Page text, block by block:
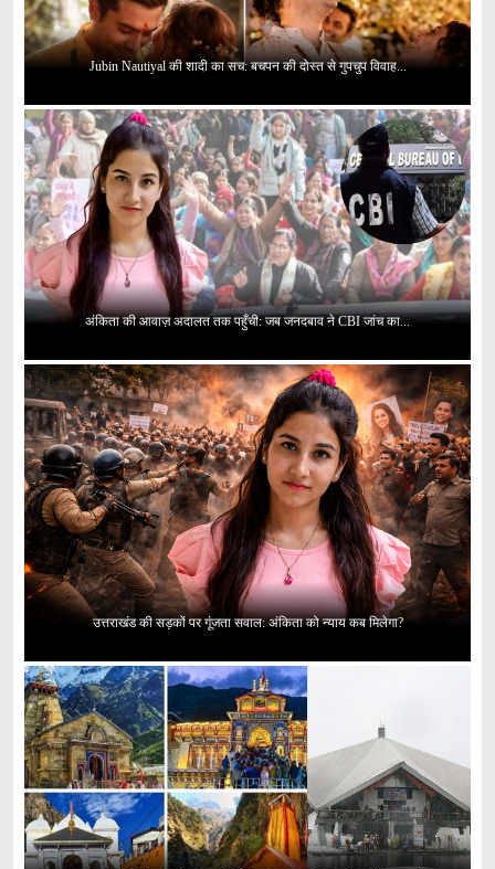
Jubin Nautiyal की शादी का सच: बचपन की दोस्त से गुपचुप विवाह...
अंकिता की आवाज़ अदालत तक पहुँची: जब जनदबाव ने CBI जांच का...
उत्तराखंड की सड़कों पर गूंजता सवाल: अंकिता को न्याय कब मिलेगा?